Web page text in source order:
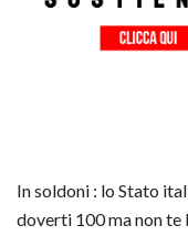
In soldoni : lo Stato
doverti 100 ma non te